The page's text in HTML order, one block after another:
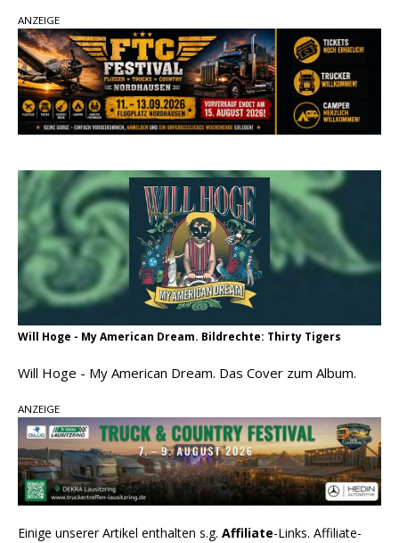
pez veröffentlicht neue Single „Late Night
Talks“ – eine Hymne auf unvergessliche
Sommernächte
Randy Travis veröffentlicht mit „I Don’t Care“
einen weiteren Schatz aus dem Archiv
„Taylor Gold“ zeigt die Kraft der Akustik
ANZEIGE
Will Hoge - My American Dream. Bildrechte: Thirty Tigers
Will Hoge - My American Dream. Das Cover zum Album.
ANZEIGE
Einige unserer Artikel enthalten s.g. Affiliate-Links. Affiliate-